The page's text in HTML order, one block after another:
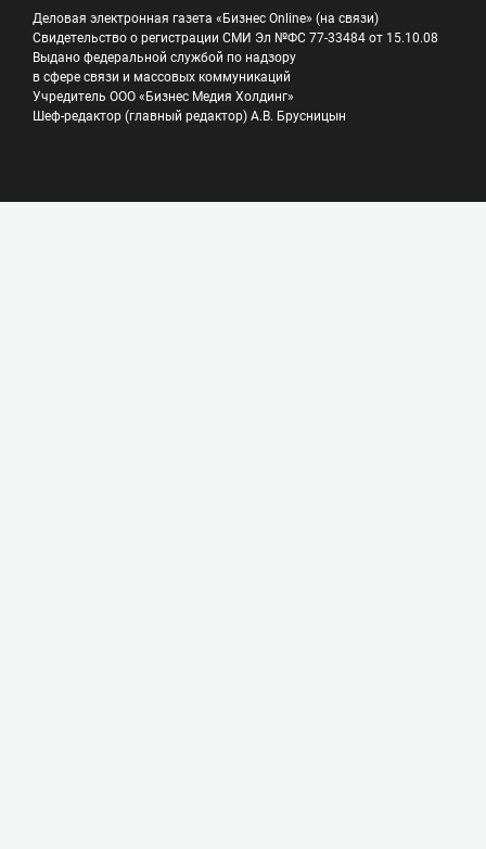
Деловая электронная газета «Бизнес Online» (на связи)
Свидетельство о регистрации СМИ Эл №ФС 77-33484 от 15.10.08
Выдано федеральной службой по надзору
в сфере связи и массовых коммуникаций
Учредитель ООО «Бизнес Медия Холдинг»
Шеф-редактор (главный редактор) А.В. Брусницын